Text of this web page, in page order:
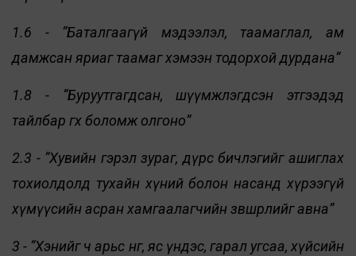
1.6 - “Баталгаагүй мэдээлэл, таамаглал, ам
дамжсан яриаг таамаг хэмээн тодорхой дурдана”
1.8 - “Буруутгагдсан, шүүмжлэгдсэн этгээдэд
тайлбар өгөх боломж олгоно”
2.3 - “Хувийн гэрэл зураг, дүрс бичлэгийг ашиглах
тохиолдолд тухайн хүний болон насанд хүрээгүй
хүмүүсийн асран хамгаалагчийн зөвшөөрлийг авна”
3 - “Хэнийг ч арьс өнгө, яс үндэс, гарал угсаа, хүйсийн